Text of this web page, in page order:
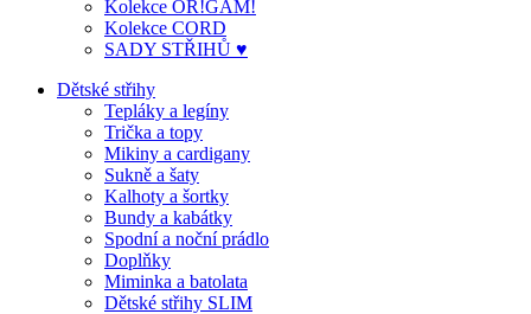
Kolekce OR!GAM!
Kolekce CORD
SADY STŘIHŮ ♥
Dětské střihy
Tepláky a legíny
Trička a topy
Mikiny a cardigany
Sukně a šaty
Kalhoty a šortky
Bundy a kabátky
Spodní a noční prádlo
Doplňky
Miminka a batolata
Dětské střihy SLIM